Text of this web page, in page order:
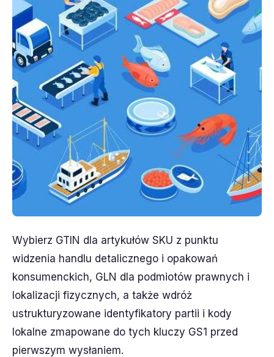
Wybierz GTIN dla artykułów SKU z punktu
widzenia handlu detalicznego i opakowań
konsumenckich, GLN dla podmiotów prawnych i
lokalizacji fizycznych, a także wdróż
ustrukturyzowane identyfikatory partii i kody
lokalne zmapowane do tych kluczy GS1 przed
pierwszym wysłaniem.